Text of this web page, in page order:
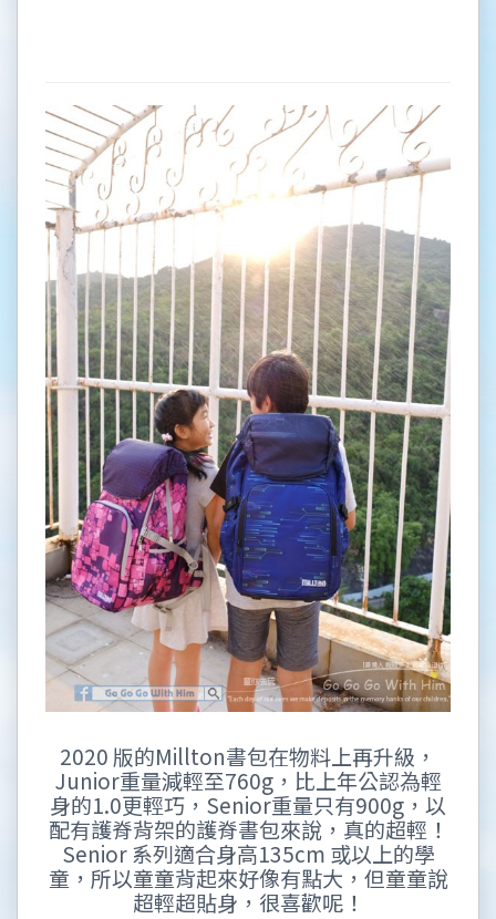
2020 版的Millton書包在物料上再升級，
Junior重量減輕至760g，比上年公認為輕
身的1.0更輕巧，Senior重量只有900g，以
配有護脊背架的護脊書包來說，真的超輕！
Senior 系列適合身高135cm 或以上的學
童，所以童童背起來好像有點大，但童童說
超輕超貼身，很喜歡呢！